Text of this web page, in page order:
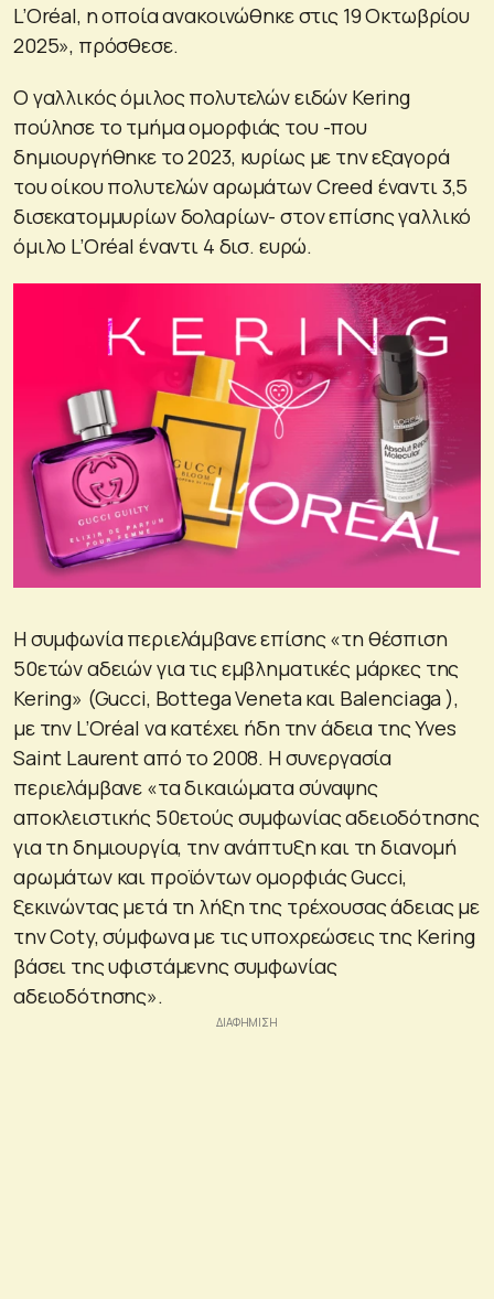
L’Oréal, η οποία ανακοινώθηκε στις 19 Οκτωβρίου
2025», πρόσθεσε.
Ο γαλλικός όμιλος πολυτελών ειδών Kering
πούλησε το τμήμα ομορφιάς του -που
δημιουργήθηκε το 2023, κυρίως με την εξαγορά
του οίκου πολυτελών αρωμάτων Creed έναντι 3,5
δισεκατομμυρίων δολαρίων- στον επίσης γαλλικό
όμιλο L’Oréal έναντι 4 δισ. ευρώ.
Η συμφωνία περιελάμβανε επίσης «τη θέσπιση
50ετών αδειών για τις εμβληματικές μάρκες της
Kering» (Gucci, Bottega Veneta και Balenciaga ),
με την L’Oréal να κατέχει ήδη την άδεια της Yves
Saint Laurent από το 2008. Η συνεργασία
περιελάμβανε «τα δικαιώματα σύναψης
αποκλειστικής 50ετούς συμφωνίας αδειοδότησης
για τη δημιουργία, την ανάπτυξη και τη διανομή
αρωμάτων και προϊόντων ομορφιάς Gucci,
ξεκινώντας μετά τη λήξη της τρέχουσας άδειας με
την Coty, σύμφωνα με τις υποχρεώσεις της Kering
βάσει της υφιστάμενης συμφωνίας
αδειοδότησης».